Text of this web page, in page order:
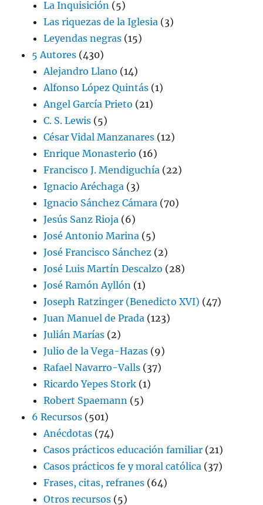
La Inquisición (5)
Las riquezas de la Iglesia (3)
Leyendas negras (15)
5 Autores (430)
Alejandro Llano (14)
Alfonso López Quintás (1)
Angel García Prieto (21)
C. S. Lewis (5)
César Vidal Manzanares (12)
Enrique Monasterio (16)
Francisco J. Mendiguchía (22)
Ignacio Aréchaga (3)
Ignacio Sánchez Cámara (70)
Jesús Sanz Rioja (6)
José Antonio Marina (5)
José Francisco Sánchez (2)
José Luis Martín Descalzo (28)
José Ramón Ayllón (1)
Joseph Ratzinger (Benedicto XVI) (47)
Juan Manuel de Prada (123)
Julián Marías (2)
Julio de la Vega-Hazas (9)
Rafael Navarro-Valls (37)
Ricardo Yepes Stork (1)
Robert Spaemann (5)
6 Recursos (501)
Anécdotas (74)
Casos prácticos educación familiar (21)
Casos prácticos fe y moral católica (37)
Frases, citas, refranes (64)
Otros recursos (5)